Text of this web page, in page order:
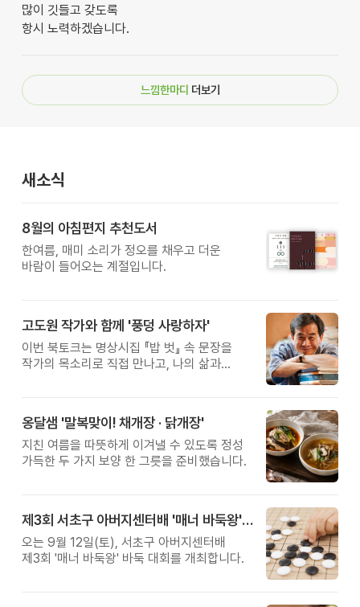
많이 깃들고 갖도록
항시 노력하겠습니다.
느낌한마디 더보기
새소식
8월의 아침편지 추천도서
한여름, 매미 소리가 정오를 채우고 더운
바람이 들어오는 계절입니다.
고도원 작가와 함께 '풍덩 사랑하자'
이번 북토크는 명상시집 『밥 벗』 속 문장을
작가의 목소리로 직접 만나고, 나의 삶과
옹달샘 '말복맞이! 채개장 · 닭개장'
지친 여름을 따뜻하게 이겨낼 수 있도록 정성
가득한 두 가지 보양 한 그릇을 준비했습니다.
제3회 서초구 아버지센터배 '매너 바둑왕' 대회
오는 9월 12일(토), 서초구 아버지센터배
제3회 '매너 바둑왕' 바둑 대회를 개최합니다.